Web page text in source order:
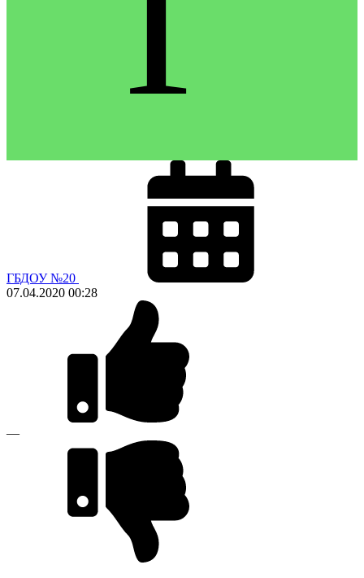
ГБДОУ №20
07.04.2020 00:28
—